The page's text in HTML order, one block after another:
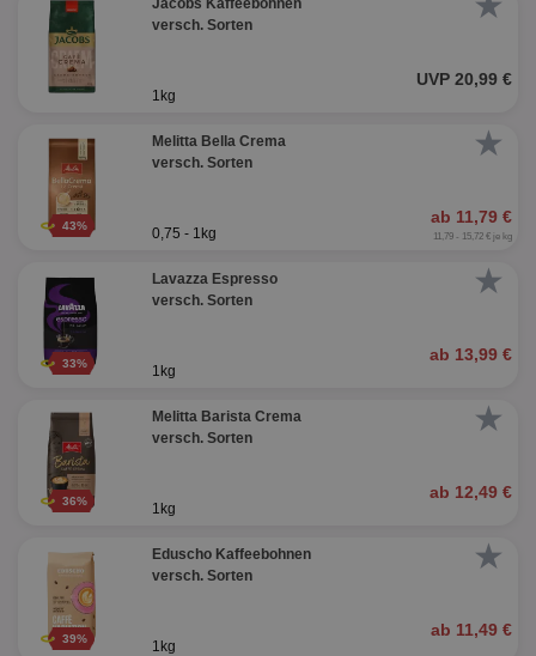
Jacobs Kaffeebohnen
versch. Sorten
UVP 20,99 €
1kg
★
43%
Melitta Bella Crema
versch. Sorten
ab 11,79 €
0,75 - 1kg 11,79 - 15,72 € je kg
★
33%
Lavazza Espresso
versch. Sorten
ab 13,99 €
1kg
★
36%
Melitta Barista Crema
versch. Sorten
ab 12,49 €
1kg
★
39%
Eduscho Kaffeebohnen
versch. Sorten
ab 11,49 €
1kg